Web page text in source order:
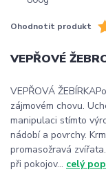
Ohodnotit produkt
VEPŘOVÉ
VEPŘOVÁ
zájmovém chovu.
manipulaci stímto
nádobí a povrchy.
promasožravá
při pokojov... celý